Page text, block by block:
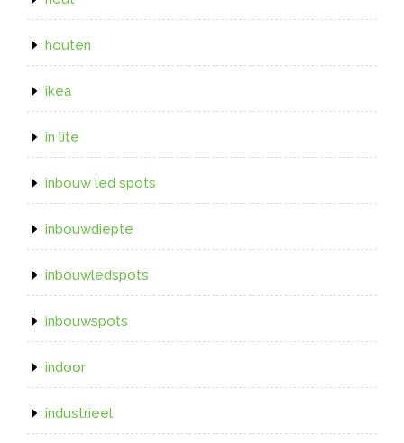
houten
ikea
in lite
inbouw led spots
inbouwdiepte
inbouwledspots
inbouwspots
indoor
industrieel